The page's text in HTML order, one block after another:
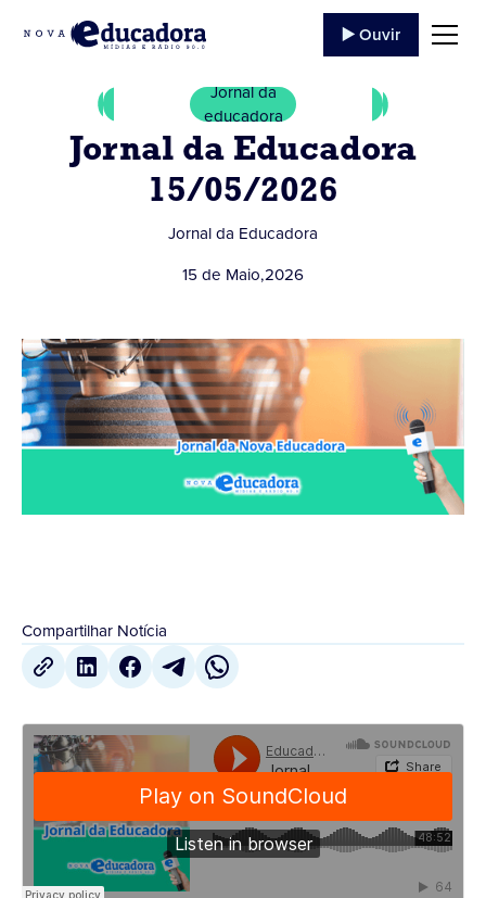
▶️ Ouvir
Jornal da
educadora
Jornal da Educadora
15/05/2026
Jornal da Educadora
15 de Maio,2026
Compartilhar Notícia